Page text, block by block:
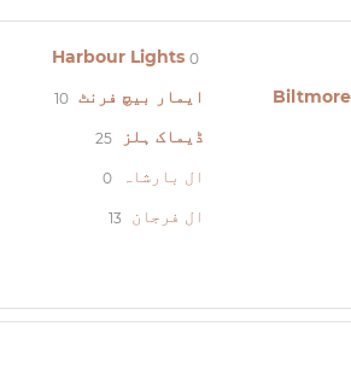
Harbour Lights 0
ایمار بیچ فرنٹ 10
ڈیماک ہلز 25
ال بارشاہ 0
ال فرجان 13